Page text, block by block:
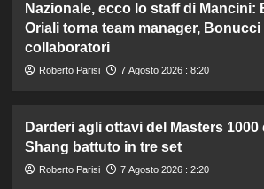
Nazionale, ecco lo staff di Mancini:
Oriali torna team manager, Bonucci
collaboratori
Roberto Parisi 7 Agosto 2026 : 8:20
Darderi agli ottavi del Masters 1000
Shang battuto in tre set
Roberto Parisi 7 Agosto 2026 : 2:20